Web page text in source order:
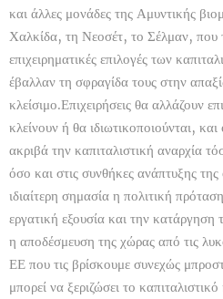
και άλλες μονάδες της Αμυντικής
Χαλκίδα, τη Νεοσέτ, το Σέλμαν, που
επιχειρηματικές επιλογές των
έβαλλαν τη σφραγίδα τους στην
κλείσιμο.Επιχειρήσεις θα αλλάζουν
κλείνουν ή θα ιδιωτικοποιούνται,
ακριβά την καπιταλιστική αναρχία
όσο και στις συνθήκες ανάπτυξης
ιδιαίτερη σημασία η πολιτική
εργατική εξουσία και την κατάργηση
η αποδέσμευση της χώρας από τις
ΕΕ που τις βρίσκουμε συνεχώς
μπορεί να ξεριζώσει το καπιταλιστικό